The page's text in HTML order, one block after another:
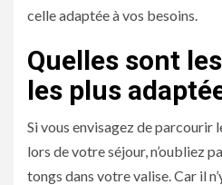
celle adaptée à vos besoins.
Quelles sont
les plus
Si vous envisagez de parcourir
lors de votre séjour, n’oubliez
tongs dans votre valise. Car il